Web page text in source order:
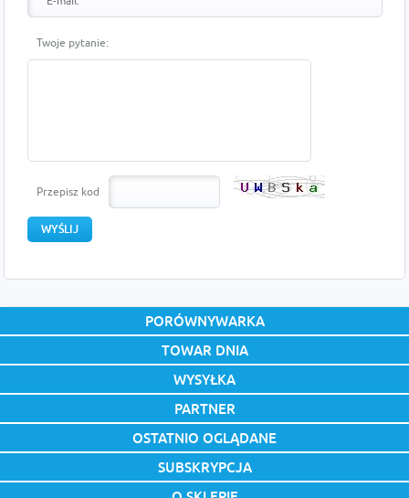
Twoje pytanie:
Przepisz kod
PORÓWNYWARKA
TOWAR DNIA
WYSYŁKA
PARTNER
OSTATNIO OGLĄDANE
SUBSKRYPCJA